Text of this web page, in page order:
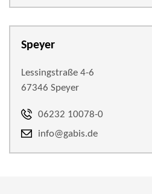
Speyer
Lessingstraße 4-6
67346 Speyer
06232 10078-0
info@gabis.de